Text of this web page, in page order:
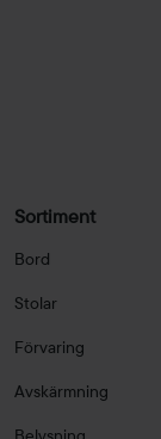
Sortiment
Bord
Stolar
Förvaring
Avskärmning